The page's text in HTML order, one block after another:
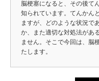
脳梗塞になると、その後て
知られています。てんかん
ますが、どのような状況で
か、また適切な対処法があ
ません。そこで今回は、脳
たします。